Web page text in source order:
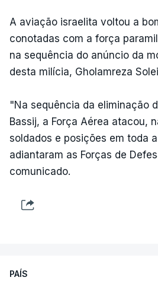
A aviação israelita voltou a
conotadas com a força
na sequência do anúncio da
desta milícia, Gholamreza
"Na sequência da eliminação
Bassij, a Força Aérea atacou,
soldados e posições em toda
adiantaram as Forças de
comunicado.
PAÍS